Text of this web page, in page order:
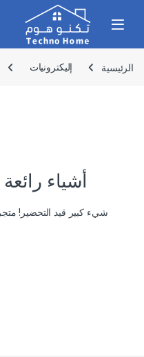
Skip to navigation
Skip to content
الرئيسية إليكترونيات
أشياء
شيء كبير قيد التحضير!